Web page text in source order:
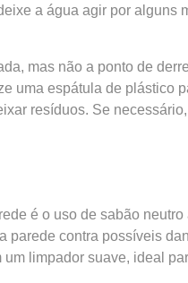
a água agir por
mas não a ponto de
uma espátula de plástico
resíduos. Se
é o uso de sabão
contra possíveis
limpador suave, ideal